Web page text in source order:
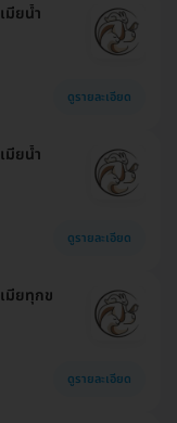
มียน้ำ
ดูรายละเอียด
มียน้ำ
ดูรายละเอียด
มียทุกข
ดูรายละเอียด